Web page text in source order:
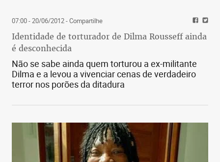
07:00 - 20/06/2012- Compartilhe
Identidade de torturador de Dilma Rousseff ainda
é desconhecida
Não se sabe ainda quem torturou a ex-militante
Dilma e a levou a vivenciar cenas de verdadeiro
terror nos porões da ditadura